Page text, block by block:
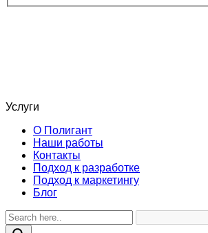
Услуги
О Полигант
Наши работы
Контакты
Подход к разработке
Подход к маркетингу
Блог